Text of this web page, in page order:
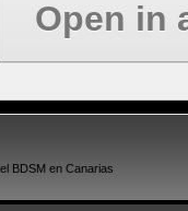
Open in
BDSM en Canarias